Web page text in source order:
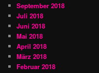
September 2018
Juli 2018
Juni 2018
Mai 2018
April 2018
März 2018
Februar 2018